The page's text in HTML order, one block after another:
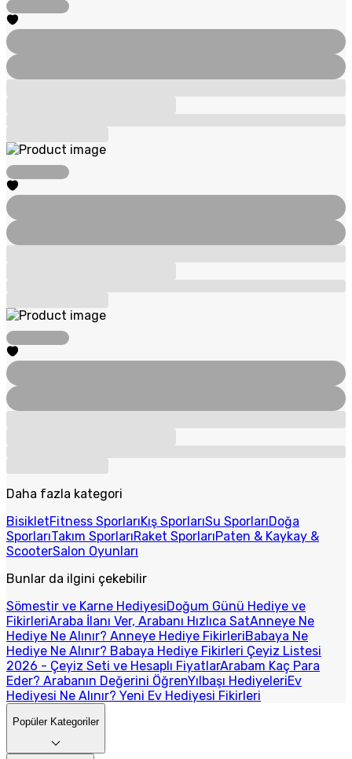
Daha fazla kategori
BisikletFitness SporlarıKış SporlarıSu SporlarıDoğa
SporlarıTakım SporlarıRaket SporlarıPaten & Kaykay &
ScooterSalon Oyunları
Bunlar da ilgini çekebilir
Sömestir ve Karne HediyesiDoğum Günü Hediye ve
FikirleriAraba İlanı Ver, Arabanı Hızlıca SatAnneye Ne
Hediye Ne Alınır? Anneye Hediye FikirleriBabaya Ne
Hediye Ne Alınır? Babaya Hediye Fikirleri Çeyiz Listesi
2026 - Çeyiz Seti ve Hesaplı FiyatlarArabam Kaç Para
Eder? Arabanın Değerini ÖğrenYılbaşı HediyeleriEv
Hediyesi Ne Alınır? Yeni Ev Hediyesi Fikirleri
Popüler Kategoriler